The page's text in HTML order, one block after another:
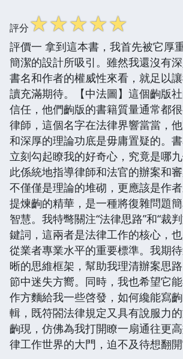
評分☆☆☆☆☆
評價一 拿到這本書，我首先被它厚
簡潔的設計所吸引。雖然我還沒有
書名和作者的權威性來看，就足以
讀充滿期待。【中法圖】這個齣版
信任，他們齣版的書籍質量通常都
律師，這個名字在法律界響當當，
和深厚的理論功底是毋庸置疑的。
立刻勾起瞭我的好奇心，究竟是哪
此係統地指導律師和法官的辦案和
不僅僅是理論的堆砌，更應該是作
提煉齣的精華，是一種將復雜問題
智慧。我特彆關注“法律思路”和“裁
鍵詞，這兩者是法律工作的核心，
從業者專業水平的重要標準。我期
晰的思維框架，幫助我理清辦案思
節中迷失方嚮。同時，我也希望它
作方麵給我一些啓發，如何纔能寫
輯，既符閤法律規定又具有說服力
齣現，仿佛為我打開瞭一扇通往更
律工作世界的大門，迫不及待想翻開